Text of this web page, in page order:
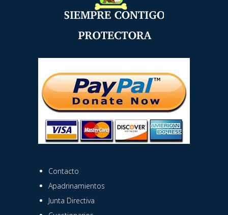
Contacto
Apadrinamientos
Junta Directiva